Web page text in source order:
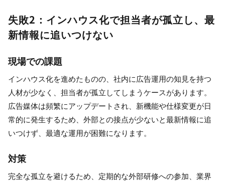
失敗2：インハウス化で担当者が孤立し、最
新情報に追いつけない
現場での課題
インハウス化を進めたものの、社内に広告運用の知見を持つ
人材が少なく、担当者が孤立してしまうケースがあります。
広告媒体は頻繁にアップデートされ、新機能や仕様変更が日
常的に発生するため、外部との接点が少ないと最新情報に追
いつけず、最適な運用が困難になります。
対策
完全な孤立を避けるため、定期的な外部研修への参加、業界